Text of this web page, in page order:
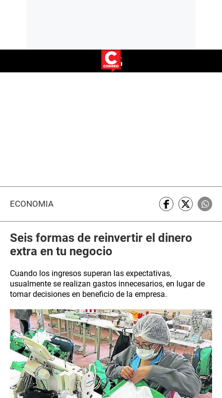
ECONOMÍA
Seis formas de reinvertir el dinero
extra en tu negocio
Cuando los ingresos superan las expectativas,
usualmente se realizan gastos innecesarios, en lugar de
tomar decisiones en beneficio de la empresa.